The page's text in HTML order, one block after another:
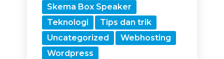
Skema Box Speaker
Teknologi
Tips dan trik
Uncategorized
Webhosting
Wordpress